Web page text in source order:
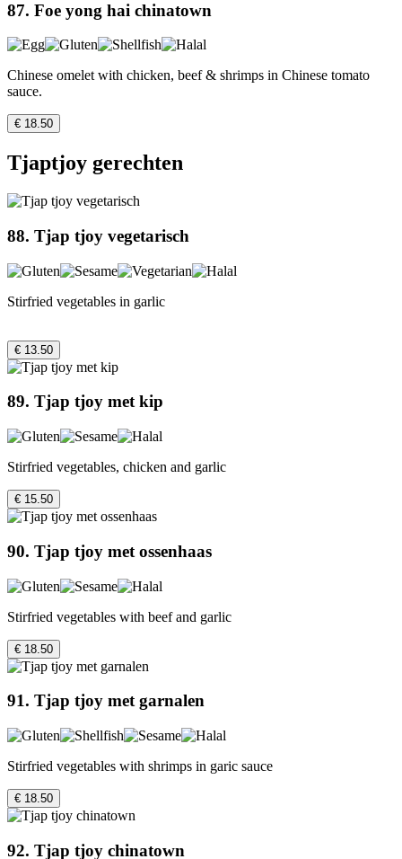
87. Foe yong hai chinatown
Chinese omelet with chicken, beef & shrimps in Chinese tomato
sauce.
€ 18.50
Tjaptjoy gerechten
88. Tjap tjoy vegetarisch
Stirfried vegetables in garlic
€ 13.50
89. Tjap tjoy met kip
Stirfried vegetables, chicken and garlic
€ 15.50
90. Tjap tjoy met ossenhaas
Stirfried vegetables with beef and garlic
€ 18.50
91. Tjap tjoy met garnalen
Stirfried vegetables with shrimps in garic sauce
€ 18.50
92. Tjap tjoy chinatown